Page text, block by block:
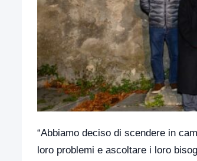
“Abbiamo deciso di scendere in
loro problemi e ascoltare i loro